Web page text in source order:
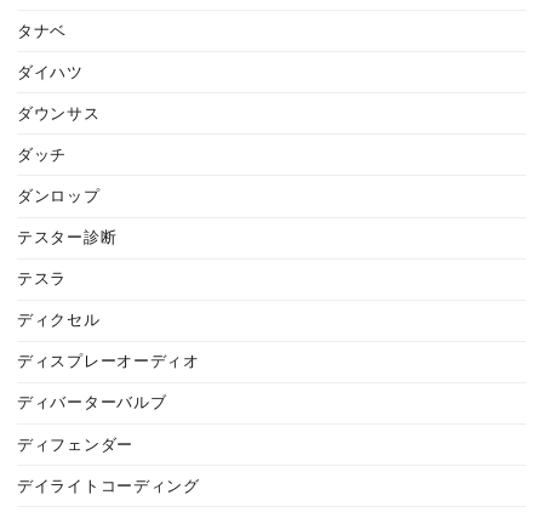
タナベ
ダイハツ
ダウンサス
ダッチ
ダンロップ
テスター診断
テスラ
ディクセル
ディスプレーオーディオ
ディバーターバルブ
ディフェンダー
デイライトコーディング